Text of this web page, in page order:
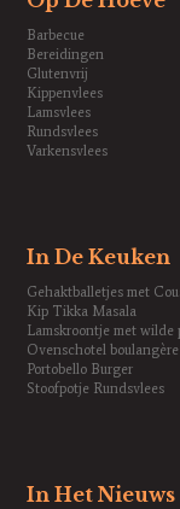
Barbecue
Bereidingen
Glutenvrij
Kippenvlees
Lamsvlees
Rundsvlees
Varkensvlees
In De Keuken
Gehaktballetjes met
Kip Tikka Masala
Lamskroontje met wilde
Ovenschotel
Portobello Burger
Stoofpotje Rundsvlees
In Het Nieuws